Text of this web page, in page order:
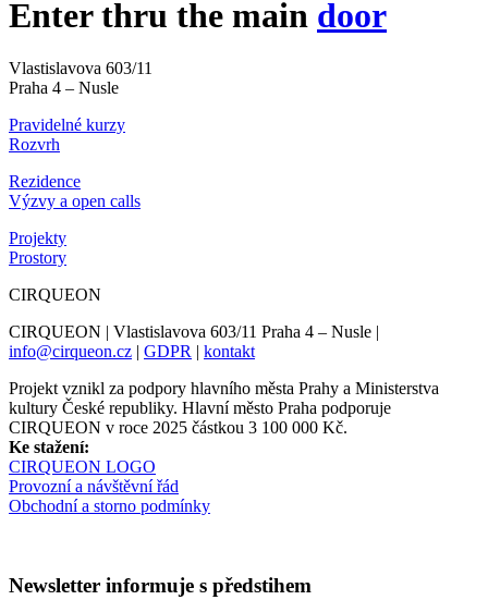
Enter thru the main door
Vlastislavova 603/11
Praha 4 – Nusle
Pravidelné kurzy
Rozvrh
Rezidence
Výzvy a open calls
Projekty
Prostory
CIRQUEON
CIRQUEON | Vlastislavova 603/11 Praha 4 – Nusle |
info@cirqueon.cz | GDPR | kontakt
Projekt vznikl za podpory hlavního města Prahy a Ministerstva
kultury České republiky. Hlavní město Praha podporuje
CIRQUEON v roce 2025 částkou 3 100 000 Kč.
Ke stažení:
CIRQUEON LOGO
Provozní a návštěvní řád
Obchodní a storno podmínky
Newsletter informuje s předstihem